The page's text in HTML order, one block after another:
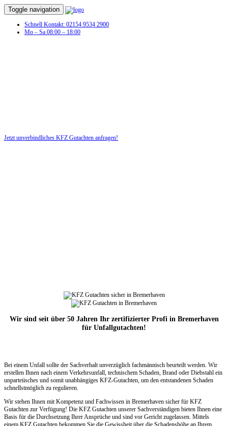
Toggle navigation
Schnell Kontakt: 02154 9534 2900
Mo – Sa 08:00 – 18:00
Jetzt unverbindliches KFZ Gutachten anfragen!
Wir sind seit über 50 Jahren Ihr zertifizierter Profi in Bremerhaven
für Unfallgutachten!
Bei einem Unfall sollte der Sachverhalt unverzüglich fachmännisch beurteilt werden. Wir
erstellen Ihnen nach einem Verkehrsunfall, technischem Schaden, Brand oder Diebstahl ein
unparteiisches und somit unabhängiges KFZ-Gutachten, um den entstandenen Schaden
schnellstmöglich zu regulieren.
Wir stehen Ihnen mit Kompetenz und Fachwissen in Bremerhaven sicher für KFZ
Gutachten zur Verfügung! Die KFZ Gutachten unserer Sachverständigen bieten Ihnen eine
Basis für die Durchsetzung Ihrer Ansprüche und sind vor Gericht zugelassen. Mittels
einem KFZ Gutachten bekommen Sie die Gewissheit über die Schadenshöhe an Ihrem